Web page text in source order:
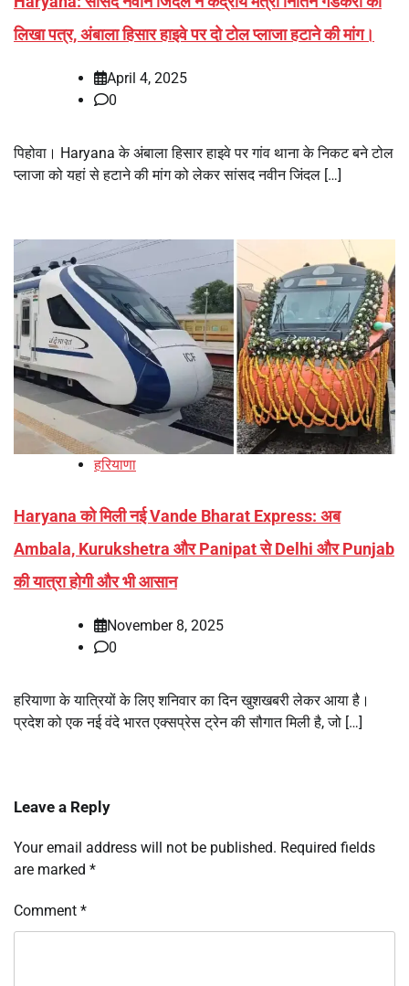
लिखा पत्र, अंबाला हिसार हाइवे पर दो टोल प्लाजा हटाने की मांग।
April 4, 2025
0
पिहोवा। Haryana के अंबाला हिसार हाइवे पर गांव थाना के निकट बने टोल
प्लाजा को यहां से हटाने की मांग को लेकर सांसद नवीन जिंदल […]
हरियाणा
Haryana को मिली नई Vande Bharat Express: अब
Ambala, Kurukshetra और Panipat से Delhi और Punjab
की यात्रा होगी और भी आसान
November 8, 2025
0
हरियाणा के यात्रियों के लिए शनिवार का दिन खुशखबरी लेकर आया है।
प्रदेश को एक नई वंदे भारत एक्सप्रेस ट्रेन की सौगात मिली है, जो […]
Leave a Reply
Your email address will not be published. Required fields
are marked *
Comment *